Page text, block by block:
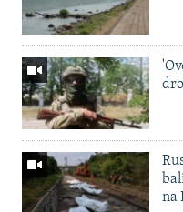
na